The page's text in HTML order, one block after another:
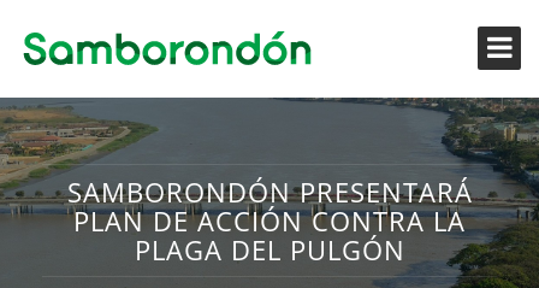
SAMBORONDÓN PRESENTARÁ
PLAN DE ACCIÓN CONTRA LA
PLAGA DEL PULGÓN